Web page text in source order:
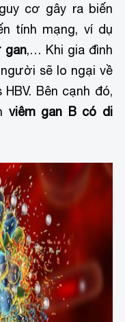
cơ gây ra biến
tính mạng, ví dụ
gan,… Khi gia đình
sẽ lo ngại về
Bên cạnh đó,
viêm gan B có di